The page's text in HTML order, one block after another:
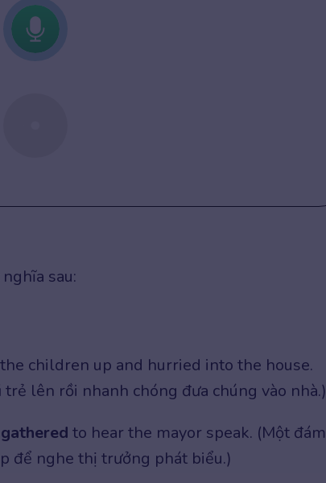
sau:
the children up and hurried into the house.
lên rồi nhanh chóng đưa chúng vào nhà.)
gathered to hear the mayor speak. (Một đám
để nghe thị trưởng phát biểu.)